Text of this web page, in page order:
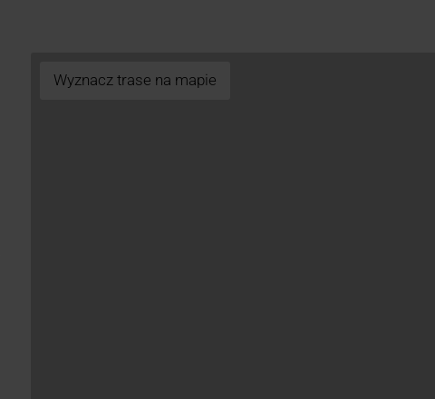
Wyznacz trase na mapie